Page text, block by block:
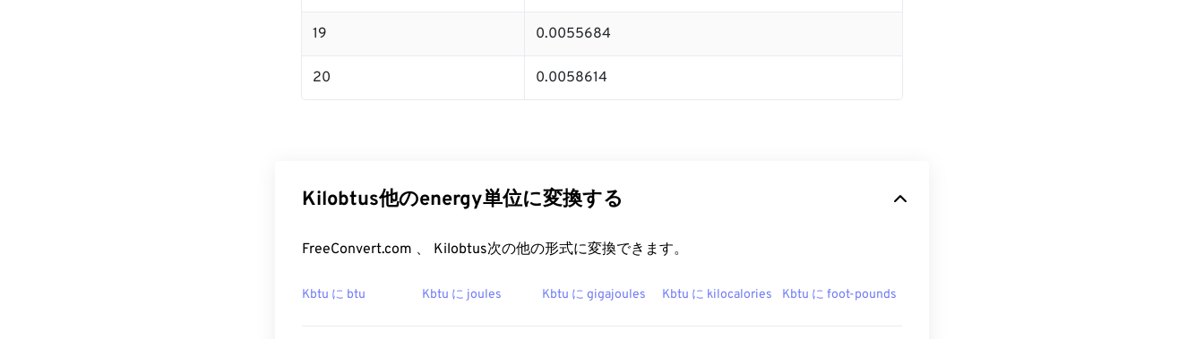
19 0.0055684
20 0.0058614
Kilobtus他のenergy単位に変換する
FreeConvert.com 、 Kilobtus次の他の形式に変換できます。
Kbtu に btu Kbtu に joules Kbtu に gigajoules Kbtu に kilocalories Kbtu に foot-pounds